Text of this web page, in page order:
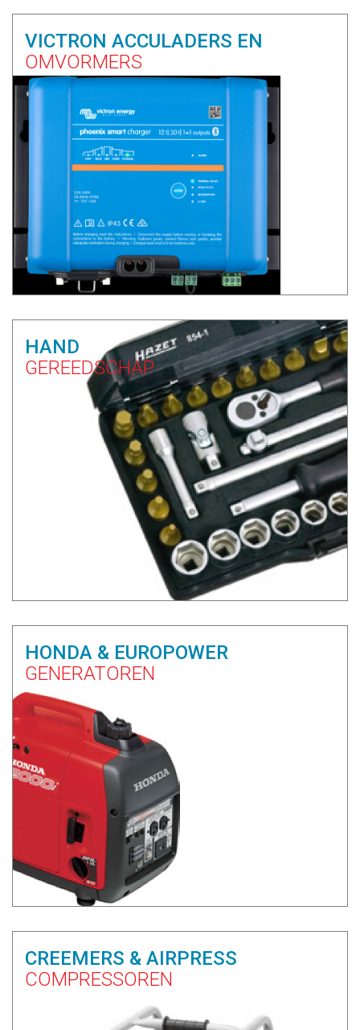
VICTRON ACCULADERS EN
OMVORMERS
HAND
GEREEDSCHAP
HONDA & EUROPOWER
GENERATOREN
CREEMERS & AIRPRESS
COMPRESSOREN